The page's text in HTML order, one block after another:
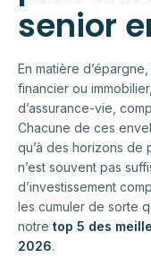
senior
En matière
financier ou
d’assurance-vie,
Chacune de ces
qu’à des horizons de
n’est souvent pas
d’investissement
les cumuler de sorte
notre top 5 des
2026.